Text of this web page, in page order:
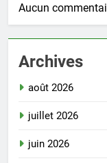
Aucun
Archives
août 2026
juillet 2026
juin 2026